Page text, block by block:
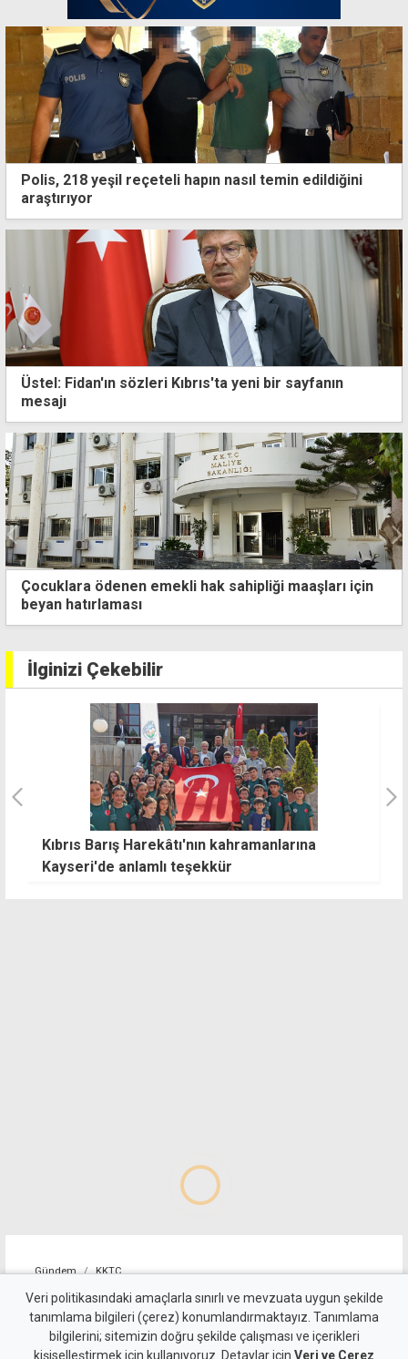
Polis, 218 yeşil reçeteli hapın nasıl temin edildiğini
araştırıyor
Üstel: Fidan'ın sözleri Kıbrıs'ta yeni bir sayfanın
mesajı
Çocuklara ödenen emekli hak sahipliği maaşları için
beyan hatırlaması
İlginizi Çekebilir
İncirli: CTP ayrı bir organizasyon düzenlemedi,
sürece destek için buradayız
Gündem KKTC
Tirmen'de ormanlık alanda
yangın: Acil destek çağrısı
Veri politikasındaki amaçlarla sınırlı ve mevzuata uygun şekilde
tanımlama bilgileri (çerez) konumlandırmaktayız. Tanımlama
bilgilerini; sitemizin doğru şekilde çalışması ve içerikleri
kişiselleştirmek için kullanıyoruz. Detaylar için Veri ve Çerez